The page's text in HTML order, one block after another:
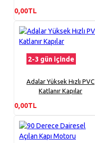
0,00TL
2-3 gün içinde
Adalar Yüksek Hızlı PVC
Katlanır Kapılar
0,00TL